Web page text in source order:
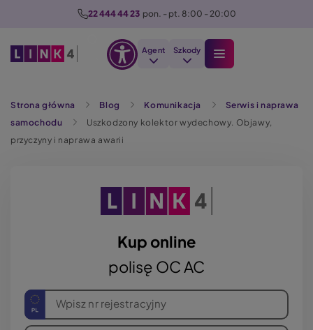
22 444 44 23 pon. - pt. 8:00 - 20:00
Agent Szkody
Strona główna Blog Komunikacja
Serwis i naprawa
samochodu
Uszkodzony kolektor wydechowy. Objawy,
przyczyny i naprawa awarii
Kup online
polisę OC AC
Wpisz nr rejestracyjny